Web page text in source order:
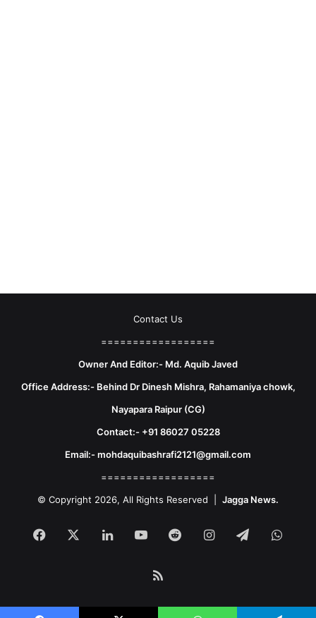
Contact Us
==================
Owner And Editor:- Md. Aquib Javed
Office Address:- Behind Dr Dinesh Mishra, Rahamaniya chowk,
Nayapara Raipur (CG)
Contact:- +91 86027 05228
Email:- mohdaquibashrafi2121@gmail.com
==================
© Copyright 2026, All Rights Reserved | Jagga News.
Facebook LinkedInYouTubeRedditInstagram
Telegram
RSS